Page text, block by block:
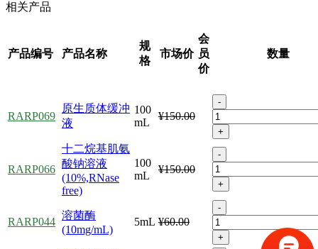
相关产品
产品编号 产品名称
规
格
市场价
会
员
价
数量
RARP069
原生质体缓冲
液
100
mL
¥150.00
-
+
RARP066
十二烷基肌氨
酸钠溶液
(10%,RNase
free)
100
mL
¥150.00
-
+
RARP044
溶菌酶
(10mg/mL)
5mL ¥60.00
-
+